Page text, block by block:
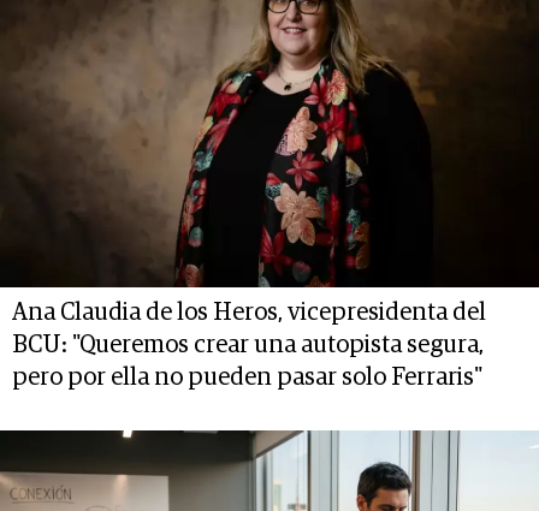
Ana Claudia de los Heros, vicepresidenta del
BCU: "Queremos crear una autopista segura,
pero por ella no pueden pasar solo Ferraris"